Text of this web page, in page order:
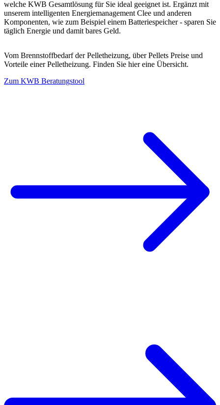
welche KWB Gesamtlösung für Sie ideal geeignet ist. Ergänzt mit
unserem intelligenten Energiemanagement Clee und anderen
Komponenten, wie zum Beispiel einem Batteriespeicher - sparen Sie
täglich Energie und damit bares Geld.
Vom Brennstoffbedarf der Pelletheizung, über Pellets Preise und
Vorteile einer Pelletheizung. Finden Sie hier eine Übersicht.
Zum KWB Beratungstool